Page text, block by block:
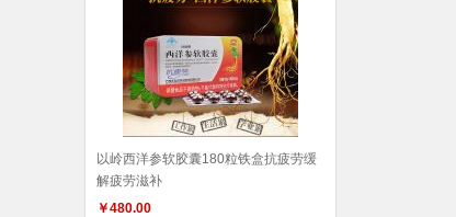
以岭西洋参软胶囊180粒铁盒抗疲劳缓
解疲劳滋补
￥480.00